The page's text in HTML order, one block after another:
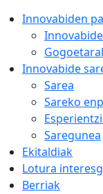
Innovabiden
Innovabide
Sarea
Sareko
Saregunea
Ekitaldiak
Lotura
Berriak